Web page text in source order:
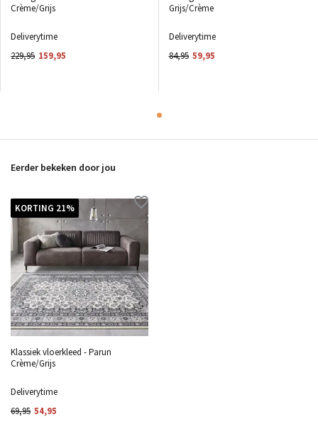
Crème/Grijs
Deliverytime
229,95 159,95
Grijs/Crème
Deliverytime
84,95 59,95
Eerder bekeken door jou
KORTING 21%
Klassiek vloerkleed - Parun
Crème/Grijs
Deliverytime
69,95 54,95